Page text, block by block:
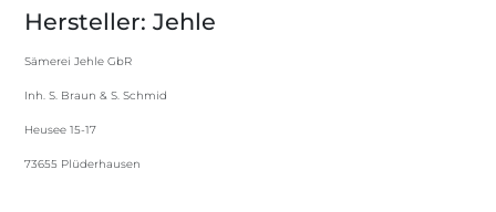
Hersteller: Jehle
Sämerei Jehle GbR
Inh. S. Braun & S. Schmid
Heusee 15-17
73655 Plüderhausen